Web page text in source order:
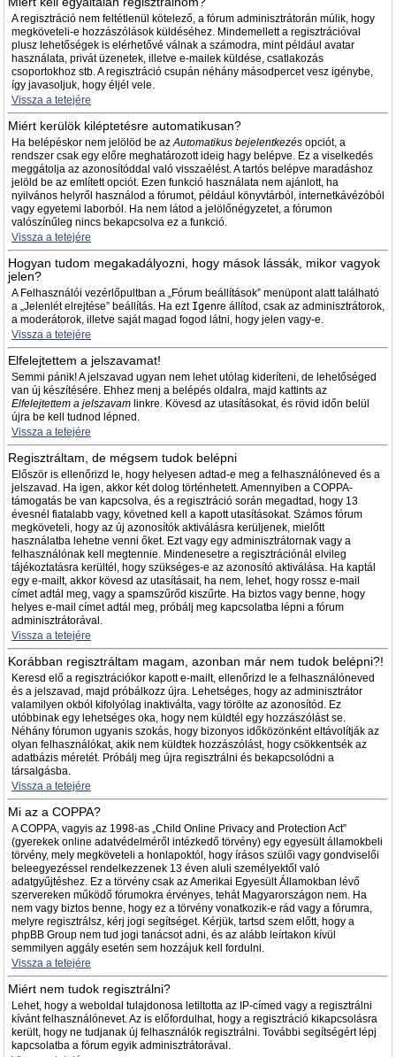
A regisztráció nem feltétlenül kötelező, a fórum adminisztrátorán múlik, hogy
megköveteli-e hozzászólások küldéséhez. Mindemellett a regisztrációval
plusz lehetőségek is elérhetővé válnak a számodra, mint például avatar
használata, privát üzenetek, illetve e-mailek küldése, csatlakozás
csoportokhoz stb. A regisztráció csupán néhány másodpercet vesz igénybe,
így javasoljuk, hogy éljél vele.
Vissza a tetejére
Miért kerülök kiléptetésre automatikusan?
Ha belépéskor nem jelölöd be azAutomatikus bejelentkezés opciót, a
rendszer csak egy előre meghatározott ideig hagy belépve. Ez a viselkedés
meggátolja az azonosítóddal való visszaélést. A tartós belépve maradáshoz
jelöld be az említett opciót. Ezen funkció használata nem ajánlott, ha
nyilvános helyről használod a fórumot, például könyvtárból, internetkávézóból
vagy egyetemi laborból. Ha nem látod a jelölőnégyzetet, a fórumon
valószínűleg nincs bekapcsolva ez a funkció.
Vissza a tetejére
Hogyan tudom megakadályozni, hogy mások lássák, mikor vagyok
jelen?
A Felhasználói vezérlőpultban a „Fórum beállítások” menüpont alatt található
a „Jelenlét elrejtése” beállítás. Ha ezt Igenre állítod, csak az adminisztrátorok,
a moderátorok, illetve saját magad fogod látni, hogy jelen vagy-e.
Vissza a tetejére
Elfelejtettem a jelszavamat!
Semmi pánik! A jelszavad ugyan nem lehet utólag kideríteni, de lehetőséged
van új készítésére. Ehhez menj a belépés oldalra, majd kattints az
Elfelejtettem a jelszavam linkre. Kövesd az utasításokat, és rövid időn belül
újra be kell tudnod lépned.
Vissza a tetejére
Regisztráltam, de mégsem tudok belépni
Először is ellenőrizd le, hogy helyesen adtad-e meg a felhasználóneved és a
jelszavad. Ha igen, akkor két dolog történhetett. Amennyiben a COPPA-
támogatás be van kapcsolva, és a regisztráció során megadtad, hogy 13
évesnél fiatalabb vagy, követned kell a kapott utasításokat. Számos fórum
megköveteli, hogy az új azonosítók aktiválásra kerüljenek, mielőtt
használatba lehetne venni őket. Ezt vagy egy adminisztrátornak vagy a
felhasználónak kell megtennie. Mindenesetre a regisztrációnál elvileg
tájékoztatásra kerültél, hogy szükséges-e az azonosító aktiválása. Ha kaptál
egy e-mailt, akkor kövesd az utasításait, ha nem, lehet, hogy rossz e-mail
címet adtál meg, vagy a spamszűrőd kiszűrte. Ha biztos vagy benne, hogy
helyes e-mail címet adtál meg, próbálj meg kapcsolatba lépni a fórum
adminisztrátorával.
Vissza a tetejére
Korábban regisztráltam magam, azonban már nem tudok belépni?!
Keresd elő a regisztrációkor kapott e-mailt, ellenőrizd le a felhasználóneved
és a jelszavad, majd próbálkozz újra. Lehetséges, hogy az adminisztrátor
valamilyen okból kifolyólag inaktiválta, vagy törölte az azonosítód. Ez
utóbbinak egy lehetséges oka, hogy nem küldtél egy hozzászólást se.
Néhány fórumon ugyanis szokás, hogy bizonyos időközönként eltávolítják az
olyan felhasználókat, akik nem küldtek hozzászólást, hogy csökkentsék az
adatbázis méretét. Próbálj meg újra regisztrálni és bekapcsolódni a
társalgásba.
Vissza a tetejére
Mi az a COPPA?
A COPPA, vagyis az 1998-as „Child Online Privacy and Protection Act”
(gyerekek online adatvédelméről intézkedő törvény) egy egyesült államokbeli
törvény, mely megköveteli a honlapoktól, hogy írásos szülői vagy gondviselői
beleegyezéssel rendelkezzenek 13 éven aluli személyektől való
adatgyűjtéshez. Ez a törvény csak az Amerikai Egyesült Államokban lévő
szervereken működő fórumokra érvényes, tehát Magyarországon nem. Ha
nem vagy biztos benne, hogy ez a törvény vonatkozik-e rád vagy a fórumra,
melyre regisztrálsz, kérj jogi segítséget. Kérjük, tartsd szem előtt, hogy a
phpBB Group nem tud jogi tanácsot adni, és az alább leírtakon kívül
semmilyen aggály esetén sem hozzájuk kell fordulni.
Vissza a tetejére
Miért nem tudok regisztrálni?
Lehet, hogy a weboldal tulajdonosa letiltotta az IP-címed vagy a regisztrálni
kívánt felhasználónevet. Az is előfordulhat, hogy a regisztráció kikapcsolásra
került, hogy ne tudjanak új felhasználók regisztrálni. További segítségért lépj
kapcsolatba a fórum egyik adminisztrátorával.